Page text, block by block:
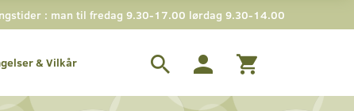
: man til fredag 9.30-17.00 lørdag 9.30-14.00
& Vilkår